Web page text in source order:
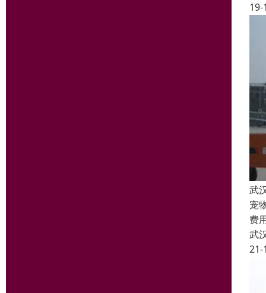
19-
武
宠
费
武
21-